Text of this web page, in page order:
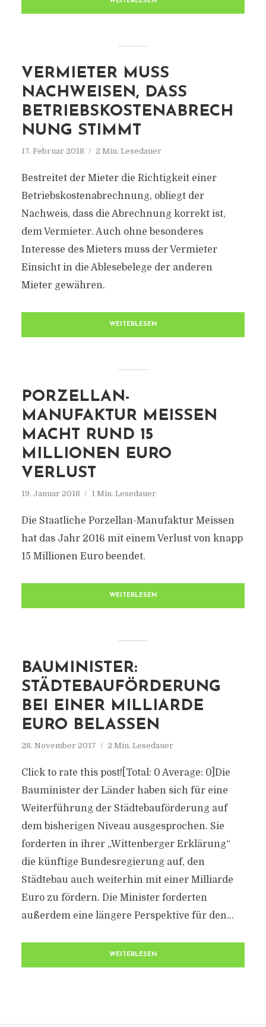
VERMIETER MUSS
NACHWEISEN, DASS
BETRIEBSKOSTENABRECH
NUNG STIMMT
17. Februar 2018 2 Min. Lesedauer
Bestreitet der Mieter die Richtigkeit einer
Betriebskostenabrechnung, obliegt der
Nachweis, dass die Abrechnung korrekt ist,
dem Vermieter. Auch ohne besonderes
Interesse des Mieters muss der Vermieter
Einsicht in die Ablesebelege der anderen
Mieter gewähren.
WEITERLESEN
PORZELLAN-
MANUFAKTUR MEISSEN
MACHT RUND 15
MILLIONEN EURO
VERLUST
19. Januar 2018 1 Min. Lesedauer
Die Staatliche Porzellan-Manufaktur Meissen
hat das Jahr 2016 mit einem Verlust von knapp
15 Millionen Euro beendet.
WEITERLESEN
BAUMINISTER:
STÄDTEBAUFÖRDERUNG
BEI EINER MILLIARDE
EURO BELASSEN
28. November 2017 2 Min. Lesedauer
Click to rate this post![Total: 0 Average: 0]Die
Bauminister der Länder haben sich für eine
Weiterführung der Städtebauförderung auf
dem bisherigen Niveau ausgesprochen. Sie
forderten in ihrer „Wittenberger Erklärung“
die künftige Bundesregierung auf, den
Städtebau auch weiterhin mit einer Milliarde
Euro zu fördern. Die Minister forderten
außerdem eine längere Perspektive für den...
WEITERLESEN